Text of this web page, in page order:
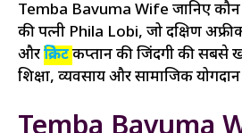
Temba Bavuma Wife जानिए
की पत्नी Phila Lobi, जो दक्षिण
औरक्रिकेटकप्तान की जिंदगी की सबसे
शिक्षा, व्यवसाय और सामाजिक